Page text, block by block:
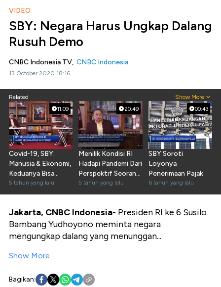
VIDEO
SBY: Negara Harus Ungkap Dalang
Rusuh Demo
CNBC Indonesia TV, CNBC Indonesia
13 October 2020 18:16
Related Show More
11:09
Covid-19, SBY:
Manusia & Ekonomi,
Keduanya Bisa
Diselamatkan
5 tahun yang lalu
20:49
Menilik Kondisi RI
Hadapi Pandemi Dari
Perspektif Seorang
SBY
5 tahun yang lalu
00:43
SBY Soroti
Loyonya
Penerimaan Pajak
6 tahun yang lalu
Jakarta, CNBC Indonesia- Presiden RI ke 6 Susilo
Bambang Yudhoyono meminta negara
mengungkap dalang yang menunggan...
Show More
Bagikan: